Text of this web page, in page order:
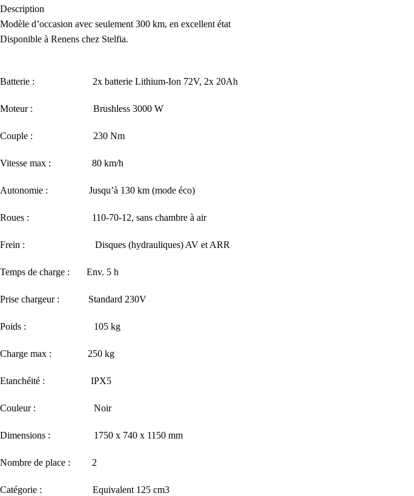
Description
Modèle d’occasion avec seulement 300 km, en excellent état
Disponible à Renens chez Stelfia.
Batterie : 2x batterie Lithium-Ion 72V, 2x 20Ah
Moteur : Brushless 3000 W
Couple : 230 Nm
Vitesse max : 80 km/h
Autonomie : Jusqu’à 130 km (mode éco)
Roues : 110-70-12, sans chambre à air
Frein : Disques (hydrauliques) AV et ARR
Temps de charge : Env. 5 h
Prise chargeur : Standard 230V
Poids : 105 kg
Charge max : 250 kg
Etanchéité : IPX5
Couleur : Noir
Dimensions : 1750 x 740 x 1150 mm
Nombre de place : 2
Catégorie : Equivalent 125 cm3